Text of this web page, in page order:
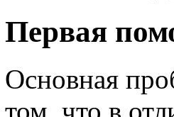
Первая
Основная
том, что в